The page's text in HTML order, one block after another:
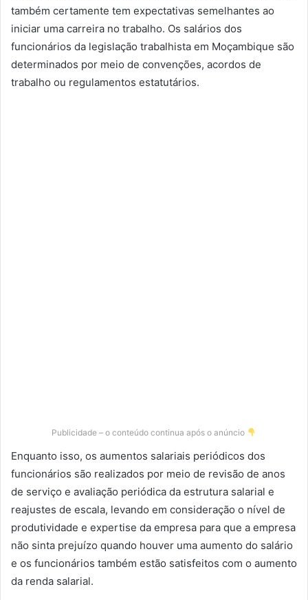
também certamente tem expectativas semelhantes ao
iniciar uma carreira no trabalho. Os salários dos
funcionários da legislação trabalhista em Moçambique são
determinados por meio de convenções, acordos de
trabalho ou regulamentos estatutários.
Publicidade – o conteúdo continua após o anúncio
Enquanto isso, os aumentos salariais periódicos dos
funcionários são realizados por meio de revisão de anos
de serviço e avaliação periódica da estrutura salarial e
reajustes de escala, levando em consideração o nível de
produtividade e expertise da empresa para que a empresa
não sinta prejuízo quando houver uma aumento do salário
e os funcionários também estão satisfeitos com o aumento
da renda salarial.